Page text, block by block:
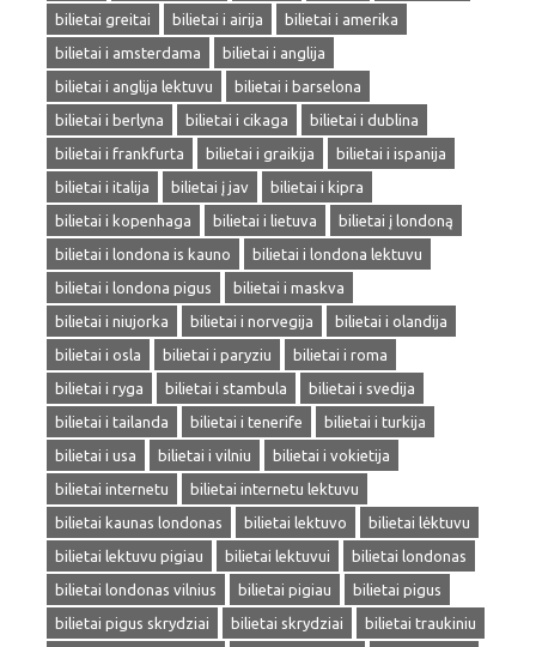
bilietai greitai
bilietai i airija
bilietai i amerika
bilietai i amsterdama
bilietai i anglija
bilietai i anglija lektuvu
bilietai i barselona
bilietai i berlyna
bilietai i cikaga
bilietai i dublina
bilietai i frankfurta
bilietai i graikija
bilietai i ispanija
bilietai i italija
bilietai į jav
bilietai i kipra
bilietai i kopenhaga
bilietai i lietuva
bilietai į londoną
bilietai i londona is kauno
bilietai i londona lektuvu
bilietai i londona pigus
bilietai i maskva
bilietai i niujorka
bilietai i norvegija
bilietai i olandija
bilietai i osla
bilietai i paryziu
bilietai i roma
bilietai i ryga
bilietai i stambula
bilietai i svedija
bilietai i tailanda
bilietai i tenerife
bilietai i turkija
bilietai i usa
bilietai i vilniu
bilietai i vokietija
bilietai internetu
bilietai internetu lektuvu
bilietai kaunas londonas
bilietai lektuvo
bilietai lėktuvu
bilietai lektuvu pigiau
bilietai lektuvui
bilietai londonas
bilietai londonas vilnius
bilietai pigiau
bilietai pigus
bilietai pigus skrydziai
bilietai skrydziai
bilietai traukiniu